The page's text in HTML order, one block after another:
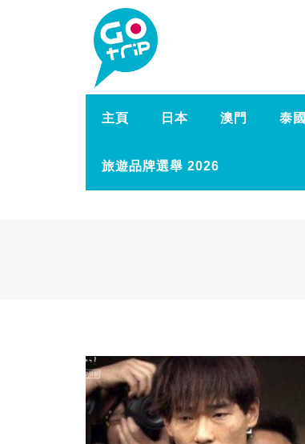
主頁 日本 澳門 泰國
旅遊品牌選舉 2026